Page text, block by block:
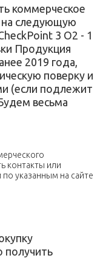
коммерческое
на следующую
3 O2 - 1
Продукция
2019 года,
поверку и
(если подлежит
весьма
контакты или
указанным на сайте
получить